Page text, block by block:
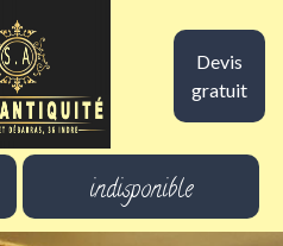
Devis
gratuit
indisponible